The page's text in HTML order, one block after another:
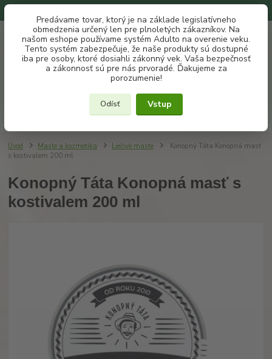
Predávame tovar, ktorý je na základe legislatívneho
obmedzenia určený len pre plnoletých zákazníkov. Na
našom eshope používame systém Adulto na overenie veku.
Tento systém zabezpečuje, že naše produkty sú dostupné
iba pre osoby, ktoré dosiahli zákonný vek. Vaša bezpečnosť
a zákonnosť sú pre nás prvoradé. Ďakujeme za
porozumenie!
Odísť Vstup
EUR
+421 907 302 607
(Po-Pia, 10 -18 hod.)
za€ 0
Úvod Maste a kozmetika Liečivé maste
Konopný Táta Konopná masť
s kostivalem 200 ml
Konopný Táta Konopná masť s
kostivalem 200 ml